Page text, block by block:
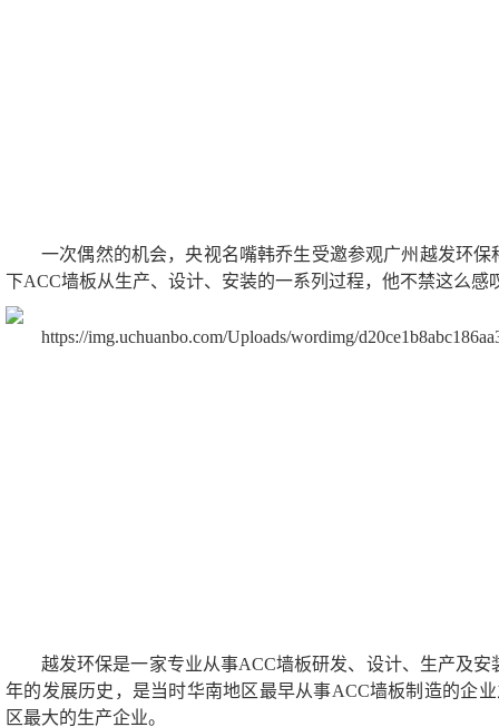
一次偶然的机会，央视名嘴韩乔生受邀参观广州越发环
下ACC墙板从生产、设计、安装的一系列过程，他不禁这么感
越发环保是一家专业从事ACC墙板研发、设计、生产及
年的发展历史，是当时华南地区最早从事ACC墙板制造的企
区最大的生产企业。